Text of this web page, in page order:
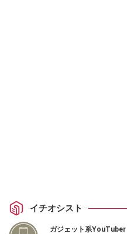
イチオシスト
ガジェット系YouTuber